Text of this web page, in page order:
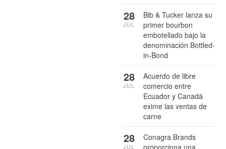
Bib & Tucker lanza su
primer bourbon
embotellado bajo la
denominación Bottled-
in-Bond
28
JUL
Acuerdo de libre
comercio entre
Ecuador y Canadá
exime las ventas de
carne
28
JUL
Conagra Brands
28
JUL